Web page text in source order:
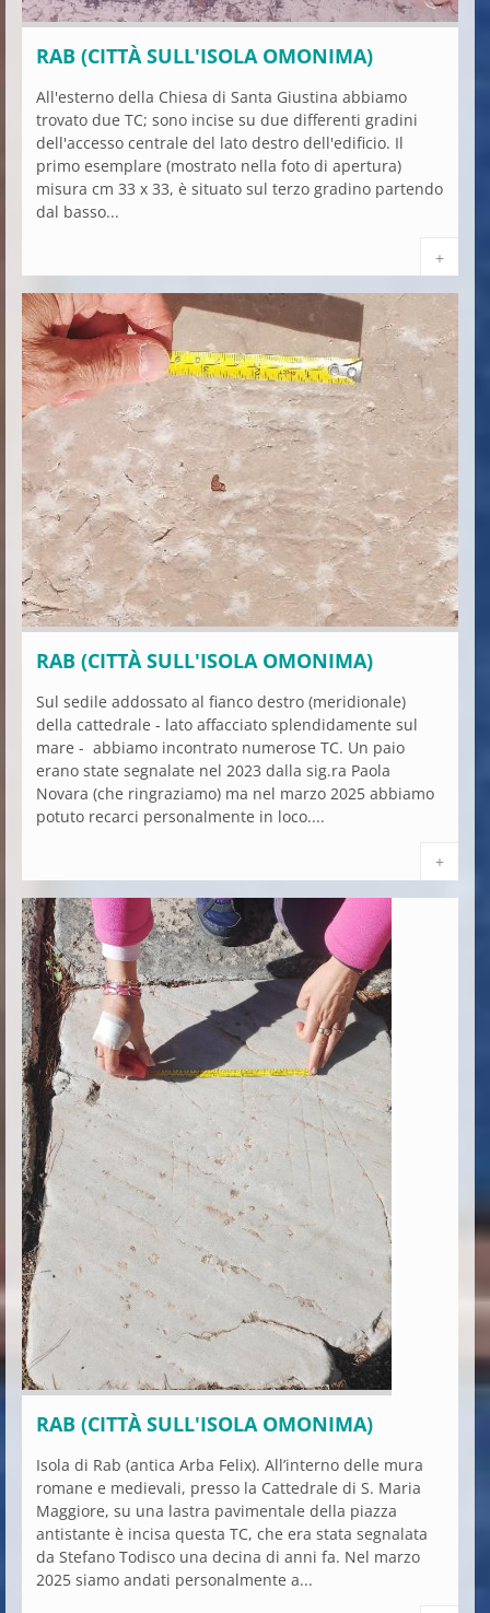
RAB (CITTÀ SULL'ISOLA OMONIMA)
All'esterno della Chiesa di Santa Giustina abbiamo
trovato due TC; sono incise su due differenti gradini
dell'accesso centrale del lato destro dell'edificio. Il
primo esemplare (mostrato nella foto di apertura)
misura cm 33 x 33, è situato sul terzo gradino partendo
dal basso...
+
RAB (CITTÀ SULL'ISOLA OMONIMA)
Sul sedile addossato al fianco destro (meridionale)
della cattedrale - lato affacciato splendidamente sul
mare - abbiamo incontrato numerose TC. Un paio
erano state segnalate nel 2023 dalla sig.ra Paola
Novara (che ringraziamo) ma nel marzo 2025 abbiamo
potuto recarci personalmente in loco....
+
RAB (CITTÀ SULL'ISOLA OMONIMA)
Isola di Rab (antica Arba Felix). All’interno delle mura
romane e medievali, presso la Cattedrale di S. Maria
Maggiore, su una lastra pavimentale della piazza
antistante è incisa questa TC, che era stata segnalata
da Stefano Todisco una decina di anni fa. Nel marzo
2025 siamo andati personalmente a...